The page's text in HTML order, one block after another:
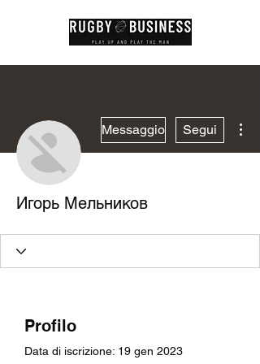
Messaggio Segui
Игорь Мельников
Profilo
Data di iscrizione: 19 gen 2023